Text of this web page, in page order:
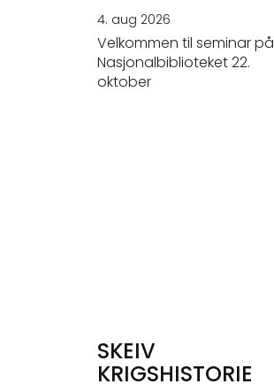
4. aug 2026
Velkommen til seminar på
Nasjonalbiblioteket 22.
oktober
SKEIV
KRIGSHISTORIE